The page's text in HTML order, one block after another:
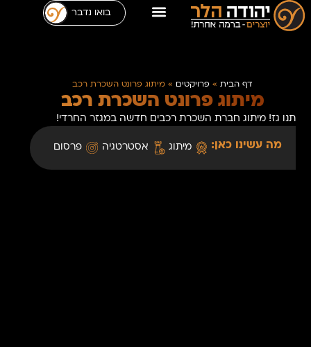
בואו נדבר
דף הבית» פרויקטים » מיתוג פרונט השכרת רכב
מיתוג פרונט השכרת רכב
תנו גז! מיתוג חברת השכרת רכבים חדשה במגזר החרדי!
מה עשינו כאן: מיתוג אסטרטגיה פרסום